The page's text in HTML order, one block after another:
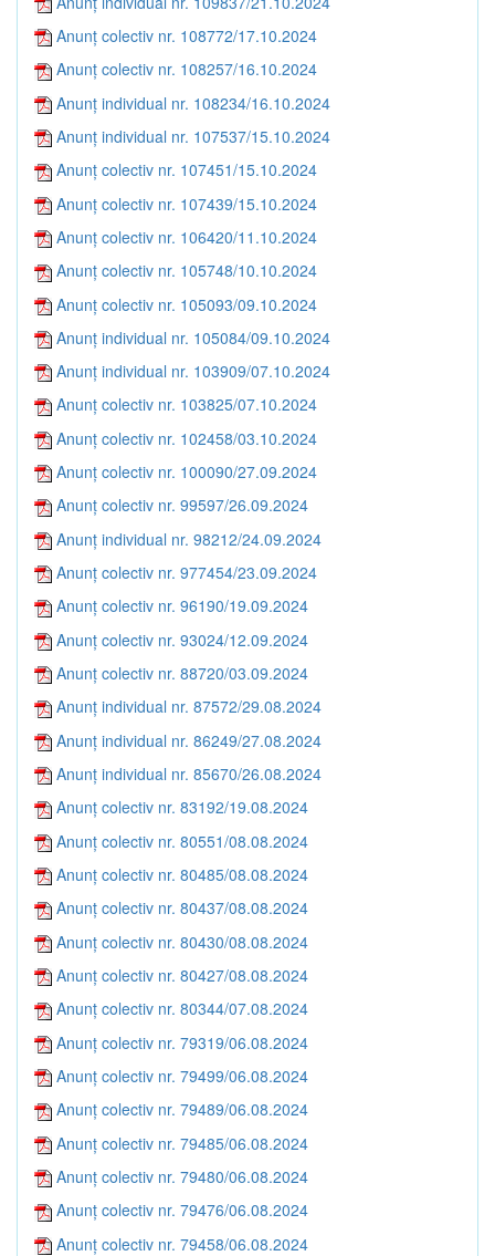
Anunț colectiv nr. 108772/17.10.2024
Anunț colectiv nr. 108257/16.10.2024
Anunț individual nr. 108234/16.10.2024
Anunț individual nr. 107537/15.10.2024
Anunț colectiv nr. 107451/15.10.2024
Anunț colectiv nr. 107439/15.10.2024
Anunț colectiv nr. 106420/11.10.2024
Anunț colectiv nr. 105748/10.10.2024
Anunț colectiv nr. 105093/09.10.2024
Anunț individual nr. 105084/09.10.2024
Anunț individual nr. 103909/07.10.2024
Anunț colectiv nr. 103825/07.10.2024
Anunț colectiv nr. 102458/03.10.2024
Anunț colectiv nr. 100090/27.09.2024
Anunț colectiv nr. 99597/26.09.2024
Anunț individual nr. 98212/24.09.2024
Anunț colectiv nr. 977454/23.09.2024
Anunț colectiv nr. 96190/19.09.2024
Anunț colectiv nr. 93024/12.09.2024
Anunț colectiv nr. 88720/03.09.2024
Anunț individual nr. 87572/29.08.2024
Anunț individual nr. 86249/27.08.2024
Anunț individual nr. 85670/26.08.2024
Anunț colectiv nr. 83192/19.08.2024
Anunț colectiv nr. 80551/08.08.2024
Anunț colectiv nr. 80485/08.08.2024
Anunț colectiv nr. 80437/08.08.2024
Anunț colectiv nr. 80430/08.08.2024
Anunț colectiv nr. 80427/08.08.2024
Anunț colectiv nr. 80344/07.08.2024
Anunț colectiv nr. 79319/06.08.2024
Anunț colectiv nr. 79499/06.08.2024
Anunț colectiv nr. 79489/06.08.2024
Anunț colectiv nr. 79485/06.08.2024
Anunț colectiv nr. 79480/06.08.2024
Anunț colectiv nr. 79476/06.08.2024
Anunț colectiv nr. 79458/06.08.2024